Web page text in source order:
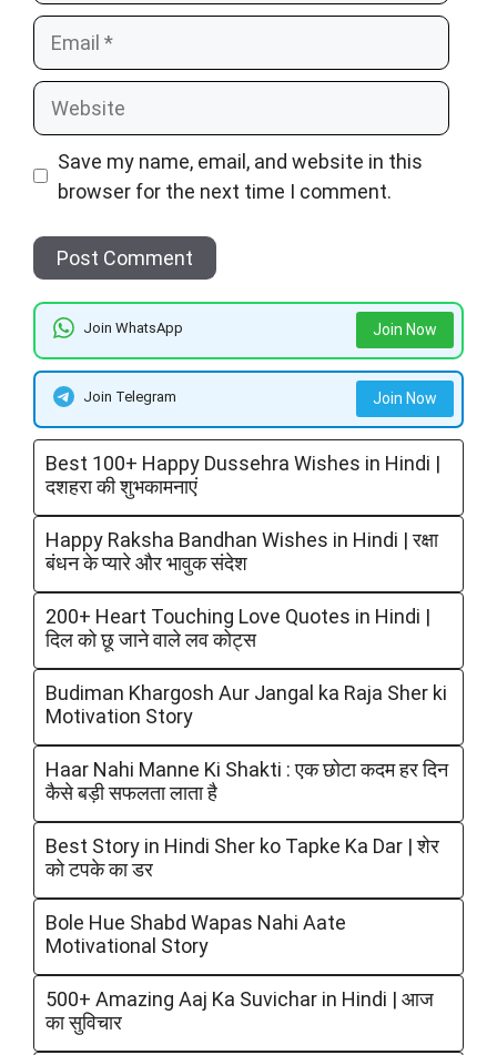
Email
Website
Save my name, email, and website in this
browser for the next time I comment.
Join WhatsApp Join Now
Join Telegram Join Now
Best 100+ Happy Dussehra Wishes in Hindi |
दशहरा की शुभकामनाएं
Happy Raksha Bandhan Wishes in Hindi | रक्षा
बंधन के प्यारे और भावुक संदेश
200+ Heart Touching Love Quotes in Hindi |
दिल को छू जाने वाले लव कोट्स
Budiman Khargosh Aur Jangal ka Raja Sher ki
Motivation Story
Haar Nahi Manne Ki Shakti : एक छोटा कदम हर दिन
कैसे बड़ी सफलता लाता है
Best Story in Hindi Sher ko Tapke Ka Dar | शेर
को टपके का डर
Bole Hue Shabd Wapas Nahi Aate
Motivational Story
500+ Amazing Aaj Ka Suvichar in Hindi | आज
का सुविचार